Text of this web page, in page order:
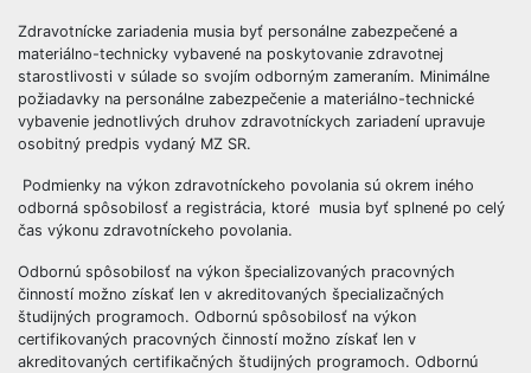
Zdravotnícke zariadenia musia byť personálne zabezpečené a
materiálno-technicky vybavené na poskytovanie zdravotnej
starostlivosti v súlade so svojím odborným zameraním. Minimálne
požiadavky na personálne zabezpečenie a materiálno-technické
vybavenie jednotlivých druhov zdravotníckych zariadení upravuje
osobitný predpis vydaný MZ SR.
Podmienky na výkon zdravotníckeho povolania sú okrem iného
odborná spôsobilosť a registrácia, ktoré musia byť splnené po celý
čas výkonu zdravotníckeho povolania.
Odbornú spôsobilosť na výkon špecializovaných pracovných
činností možno získať len v akreditovaných špecializačných
študijných programoch. Odbornú spôsobilosť na výkon
certifikovaných pracovných činností možno získať len v
akreditovaných certifikačných študijných programoch. Odbornú